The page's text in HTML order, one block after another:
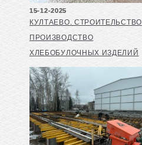
15-12-2025
КУЛТАЕВО. СТРОИТЕЛЬСТВО
ПРОИЗВОДСТВО
ХЛЕБОБУЛОЧНЫХ ИЗДЕЛИЙ